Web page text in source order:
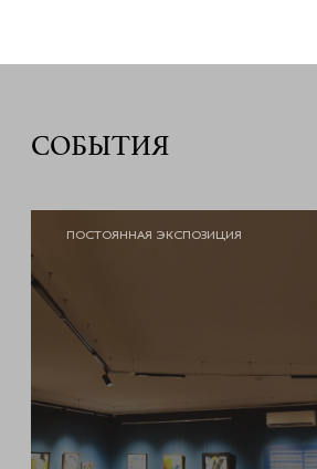
СОБЫТИЯ
ПОСТОЯННАЯ ЭКСПОЗИЦИЯ